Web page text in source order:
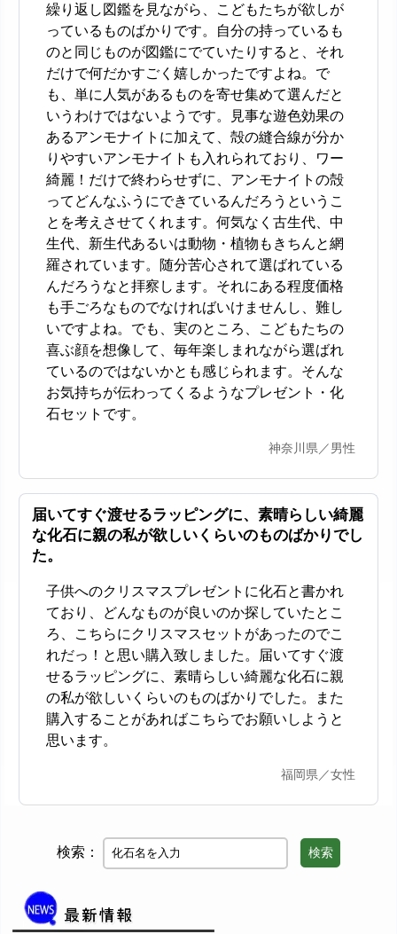
繰り返し図鑑を見ながら、こどもたちが欲しが
っているものばかりです。自分の持っているも
のと同じものが図鑑にでていたりすると、それ
だけで何だかすごく嬉しかったですよね。で
も、単に人気があるものを寄せ集めて選んだと
いうわけではないようです。見事な遊色効果の
あるアンモナイトに加えて、殻の縫合線が分か
りやすいアンモナイトも入れられており、ワー
綺麗！だけで終わらせずに、アンモナイトの殻
ってどんなふうにできているんだろうというこ
とを考えさせてくれます。何気なく古生代、中
生代、新生代あるいは動物・植物もきちんと網
羅されています。随分苦心されて選ばれている
んだろうなと拝察します。それにある程度価格
も手ごろなものでなければいけませんし、難し
いですよね。でも、実のところ、こどもたちの
喜ぶ顔を想像して、毎年楽しまれながら選ばれ
ているのではないかとも感じられます。そんな
お気持ちが伝わってくるようなプレゼント・化
石セットです。
神奈川県／男性
届いてすぐ渡せるラッピングに、素晴らしい綺麗
な化石に親の私が欲しいくらいのものばかりでし
た。
子供へのクリスマスプレゼントに化石と書かれ
ており、どんなものが良いのか探していたとこ
ろ、こちらにクリスマスセットがあったのでこ
れだっ！と思い購入致しました。届いてすぐ渡
せるラッピングに、素晴らしい綺麗な化石に親
の私が欲しいくらいのものばかりでした。また
購入することがあればこちらでお願いしようと
思います。
福岡県／女性
検索： 検索